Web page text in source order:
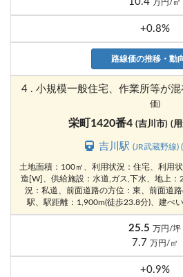
万円/㎡
+0.8%
路線価の推移・動
4 . 小規模一般住宅、作業所等が
価)
栄町1420番4 (吉川市) (
吉川駅(JR武蔵野線)
土地面積：100㎡、利用状況：住宅、利用
造[W]、供給施設：水道,ガス,下水、地上
況：私道、前面道路の方位：東、前面道
駅、駅距離：1,900m(徒歩23.8分)、建ぺ
25.5 万円/坪
7.7 万円/㎡
+0.9%